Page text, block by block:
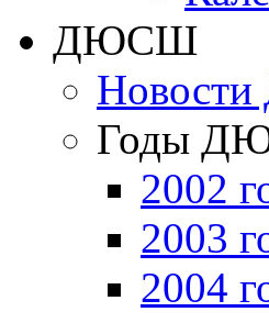
ДЮСШ
Годы
2002
2003
2004